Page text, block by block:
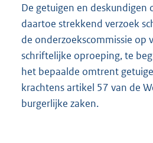
De getuigen en deskundigen
daartoe strekkend verzoek
de onderzoekscommissie op
schriftelijke oproeping, te
het bepaalde omtrent
krachtens artikel 57 van de
burgerlijke zaken.